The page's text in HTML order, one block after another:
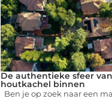
De authentieke sfeer
houtkachel binnen
Ben je op zoek naar een